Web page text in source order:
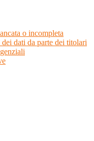
o incompleta
dati da parte dei titolari